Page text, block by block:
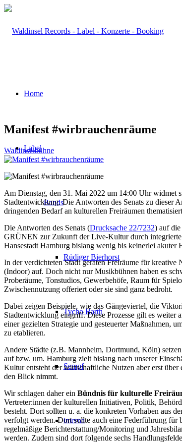
Home
Label
Bands
Rüdiger Bierhorst
Tycho Barth
Sempf
interna
Manifest #wirbrauchenräume
Waldinselbühne
Am Dienstag, den 31. Mai 2022 um 14:00 Uhr widmet
Stadtentwicklung. Die Antworten des Senats zu dieser
dringenden Bedarf an kulturellen Freiräumen
Die Antworten des Senats (Drucksache 22/7232) auf
GRÜNEN zur Zukunft der Live-Kultur durch
Hansestadt Hamburg bislang wenig bis keinerlei akuter
In der verdichteten Stadt geraten Freiräume für
(Indoor) auf. Doch nicht nur Musikbühnen haben es
Proberäume, Tonstudios, Gewerbehöfe, Raum für
Zwischennutzung offeriert oder sie sind ganz bedroht.
Dabei zeigen Beispiele, wie das Gängeviertel, die
Stadtentwicklung eingriff. Diese Prozesse gilt es weiter
einer gezielten Strategie und gesteuerter Maßnahmen,
zu etablieren.
Andere Städte (z.B. Mannheim, Dortmund, Köln)
auf bzw. um. Hamburg zielt bislang nach unserer
Kultur entsteht der wirtschaftliche Nutzen aber erst
den Blick nimmt.
Wir schlagen daher ein Bündnis für kulturelle
Vertreter:innen der kulturellen Initiativen, Politik,
besteht. Dort sollten u. a. die konkreten Vorhaben aus
verfolgt werden. Dort sollte auch eine Federführung für
regelmäßige Berichterstattung/Monitoring und
werden. Zudem sind dort folgende sechs